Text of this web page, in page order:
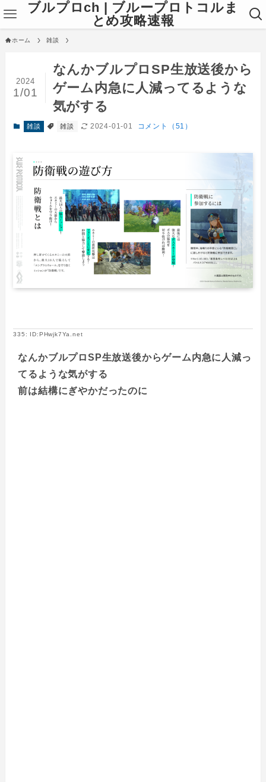
ブルプロch | ブループロトコルま
とめ攻略速報
ホーム 雑談
なんかブルプロSP生放送後から
ゲーム内急に人減ってるような
気がする
2024
1/01
雑談 雑談 2024-01-01 コメント（51）
335: ID:PHwjk7Ya.net
なんかブルプロSP生放送後からゲーム内急に人減っ
てるような気がする
前は結構にぎやかだったのに